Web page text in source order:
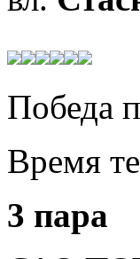
Победа
Время
3 пара